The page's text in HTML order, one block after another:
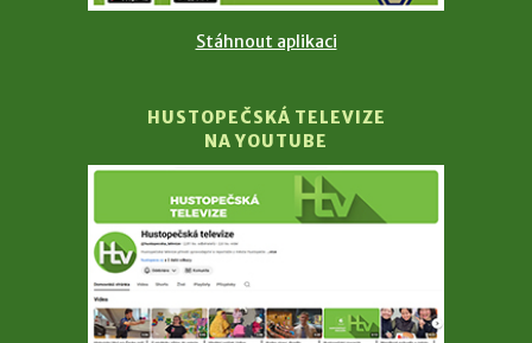
Stáhnout aplikaci
HUSTOPEČSKÁ TELEVIZE
NA YOUTUBE